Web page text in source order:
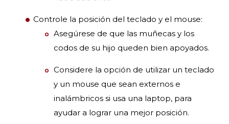
Controle la posición del teclado y el mouse:
Asegúrese de que las muñecas y los
codos de su hijo queden bien apoyados.
Considere la opción de utilizar un teclado
y un mouse que sean externos e
inalámbricos si usa una laptop, para
ayudar a lograr una mejor posición.